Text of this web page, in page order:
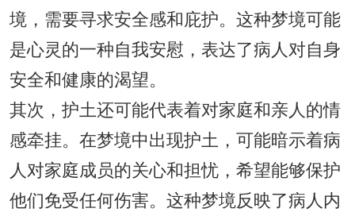
境，需要寻求安全感和庇护。这种梦境可能
是心灵的一种自我安慰，表达了病人对自身
安全和健康的渴望。
其次，护土还可能代表着对家庭和亲人的情
感牵挂。在梦境中出现护土，可能暗示着病
人对家庭成员的关心和担忧，希望能够保护
他们免受任何伤害。这种梦境反映了病人内